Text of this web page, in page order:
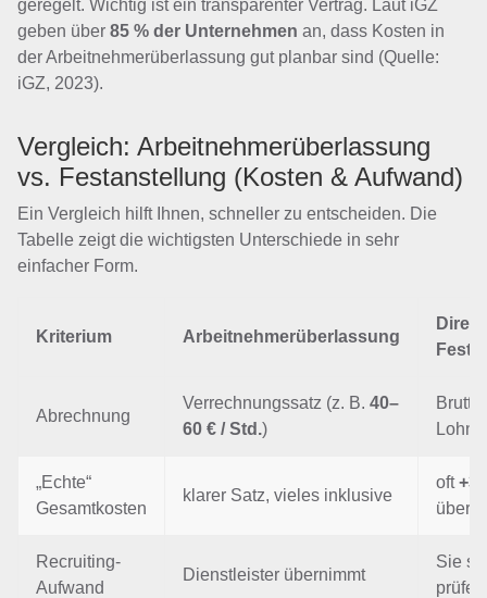
geregelt. Wichtig ist ein transparenter Vertrag. Laut iGZ
geben über 85 % der Unternehmen an, dass Kosten in
der Arbeitnehmerüberlassung gut planbar sind (Quelle:
iGZ, 2023).
Vergleich: Arbeitnehmerüberlassung
vs. Festanstellung (Kosten & Aufwand)
Ein Vergleich hilft Ihnen, schneller zu entscheiden. Die
Tabelle zeigt die wichtigsten Unterschiede in sehr
einfacher Form.
Kriterium Arbeitnehmerüberlassung
Abrechnung
Verrechnungssatz (z. B. 40–
60 € / Std.)
„Echte“
Gesamtkosten
klarer Satz, vieles inklusive
oft
über
Recruiting-
Aufwand
Dienstleister übernimmt
Sie